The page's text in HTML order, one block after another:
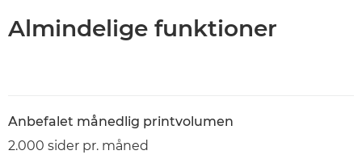
Almindelige funktioner
Anbefalet månedlig printvolumen
2.000 sider pr. måned